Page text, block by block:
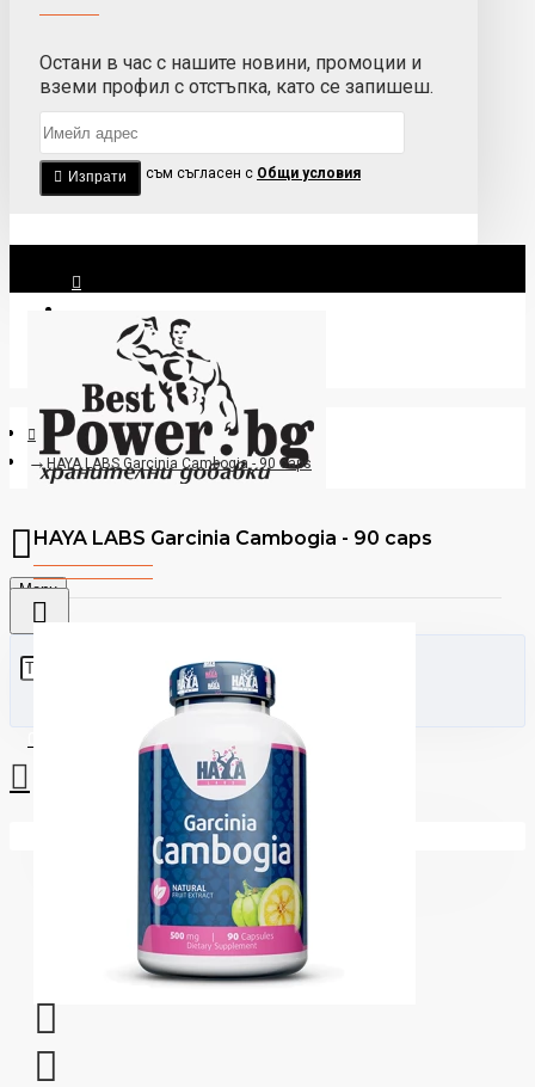
Остани в час с нашите новини, промоции и
вземи профил с отстъпка, като се запишеш.
Изпрати
Прочетох и съм съгласен с Общи условия
Регистрация
Menu
0 стоки - €0.00 (0.00лв)
Вашата количка е празна!
HAYA LABS Garcinia Cambogia - 90 caps
HAYA LABS Garcinia Cambogia - 90 caps